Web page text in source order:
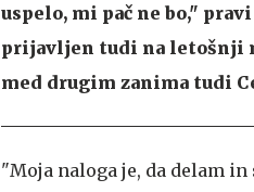
uspelo, mi pač ne bo,"
prijavljen tudi na letošnji
med drugim zanima tudi
"Moja naloga je, da delam